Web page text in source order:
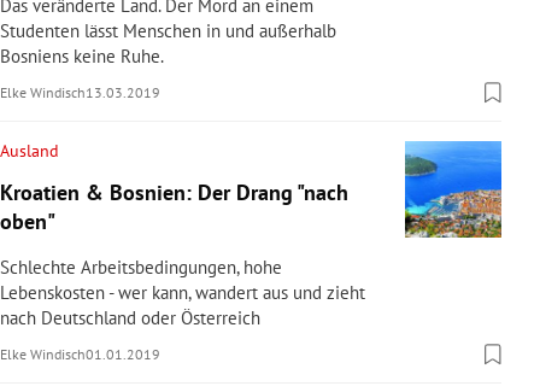
Das veränderte Land. Der Mord an einem
Studenten lässt Menschen in und außerhalb
Bosniens keine Ruhe.
Elke Windisch13.03.2019
Ausland
Kroatien & Bosnien: Der Drang "nach
oben"
Schlechte Arbeitsbedingungen, hohe
Lebenskosten - wer kann, wandert aus und zieht
nach Deutschland oder Österreich
Elke Windisch01.01.2019